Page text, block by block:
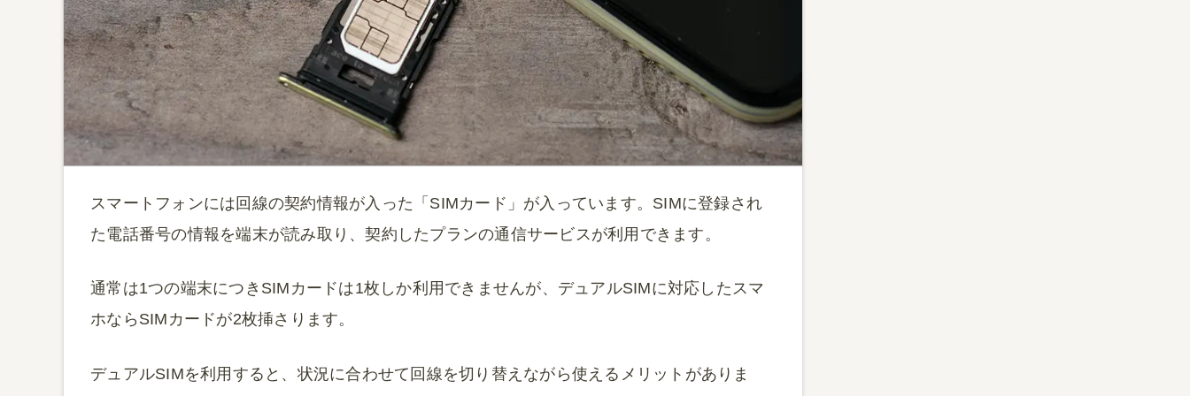
スマートフォンには回線の契約情報が入った「SIMカード」が入っています。SIMに登録され
た電話番号の情報を端末が読み取り、契約したプランの通信サービスが利用できます。
通常は1つの端末につきSIMカードは1枚しか利用できませんが、デュアルSIMに対応したスマ
ホならSIMカードが2枚挿さります。
デュアルSIMを利用すると、状況に合わせて回線を切り替えながら使えるメリットがありま